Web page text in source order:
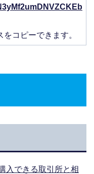
コピーできます。
入できる取引所と相